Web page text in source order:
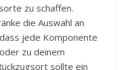
zu schaffen.
die Auswahl an
jede Komponente
zu deinem
sollte ein